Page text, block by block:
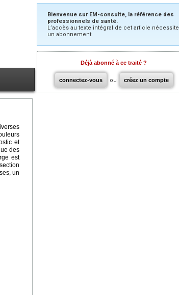
et
des
est
un
Bienvenue sur EM-consulte, la référence des
professionnels de santé.
L’accès au texte intégral de cet article nécessite
un abonnement.
Déjà abonné à ce traité ?
connectez-vous ou créez un compte